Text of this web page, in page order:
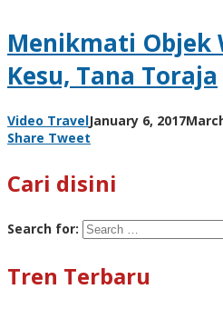
Menikmati Objek
Kesu, Tana Toraja
Video TravelJanuary 6, 2017
Share Tweet
Cari disini
Search for:
Tren Terbaru